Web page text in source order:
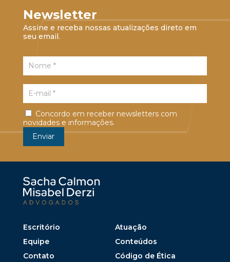
Newsletter
Assine e receba nossas atualizações direto em
seu email.
Concordo em receber newsletters com
novidades e informações.
Escritório
Atuação
Equipe
Conteúdos
Contato
Código de Ética